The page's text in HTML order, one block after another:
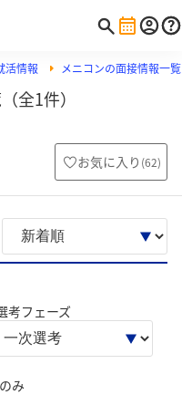
活情報 メニコンの面接情報一覧
全1件）
お気に入り (62)
考フェーズ
み